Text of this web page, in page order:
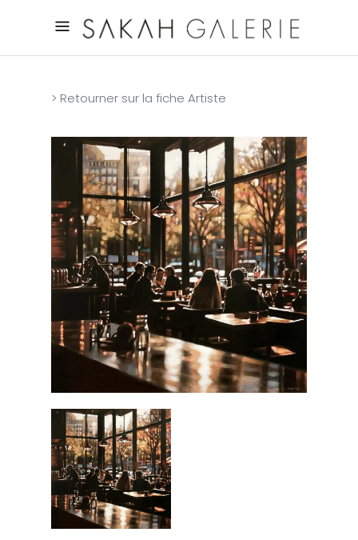
> Retourner sur la fiche Artiste